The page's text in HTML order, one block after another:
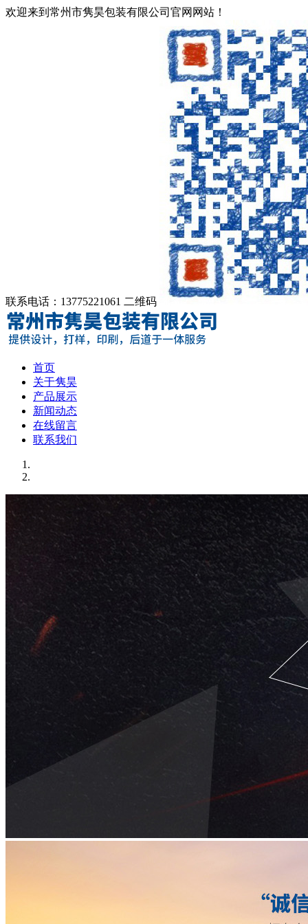
欢迎来到常州市隽昊包装有限公司官网网站！
联系电话：13775221061 二维码
首页
关于隽昊
产品展示
新闻动态
在线留言
联系我们